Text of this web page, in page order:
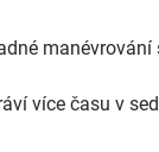
více času v